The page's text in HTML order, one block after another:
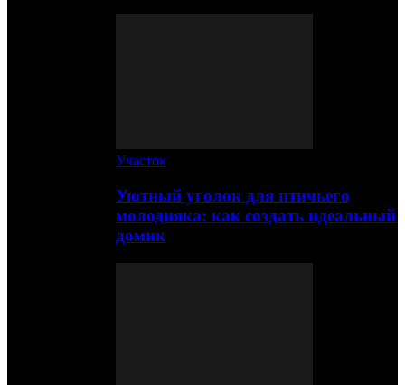
Участок
Уютный уголок для птичьего
молодняка: как создать идеальный
домик